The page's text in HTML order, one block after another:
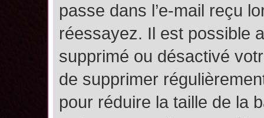
passe dans l’e-mail reçu
réessayez. Il est possible
supprimé ou désactivé
de supprimer
pour réduire la taille de la